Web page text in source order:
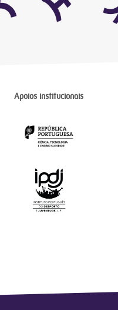
Apoios institucionais